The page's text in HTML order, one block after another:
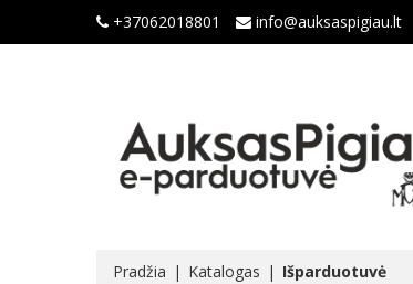
+37062018801 info@auksaspigiau.lt
Pradžia Katalogas Išparduotuvė